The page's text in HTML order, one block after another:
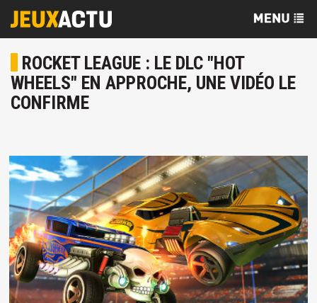
ROCKET LEAGUE : LE DLC "HOT
WHEELS" EN APPROCHE, UNE VIDÉO LE
CONFIRME